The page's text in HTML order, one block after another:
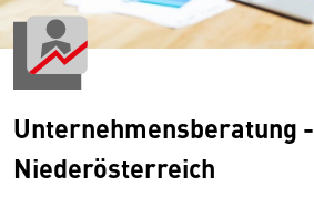
Unternehmensberatung -
Niederösterreich